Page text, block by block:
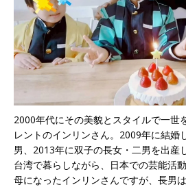
2000年代にその美貌とスタイルで一世
レントのインリンさん。2009年に結婚
男、2013年に双子の長女・二男を出産
台湾で暮らしながら、日本での芸能活
母になったインリンさんですが、長男